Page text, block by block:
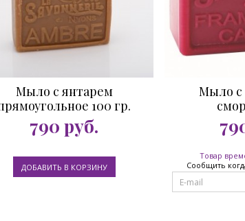
Мыло с янтарем
100 гр.
790 руб.
Мыло с
Товар
Сообщить